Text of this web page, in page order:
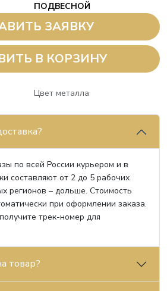
ПОДВЕСНОЙ
ЗАЯВКУ
В КОРЗИНУ
Цвет металла
по всей России курьером и в
составляют от 2 до 5 рабочих
регионов – дольше. Стоимость
при оформлении заказа.
трек-номер для
товар?